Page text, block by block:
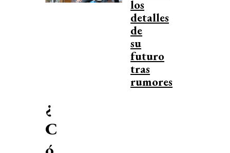
los
detalles
de
su
futuro
tras
rumores
¿
C